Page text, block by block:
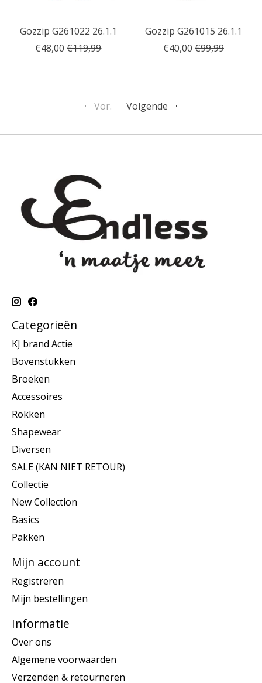
Gozzip G261022 26.1.1
€48,00 €119,99
Gozzip G261015 26.1.1
€40,00 €99,99
Vor. Volgende
Categorieën
KJ brand Actie
Bovenstukken
Broeken
Accessoires
Rokken
Shapewear
Diversen
SALE (KAN NIET RETOUR)
Collectie
New Collection
Basics
Pakken
Mijn account
Registreren
Mijn bestellingen
Informatie
Over ons
Algemene voorwaarden
Verzenden & retourneren